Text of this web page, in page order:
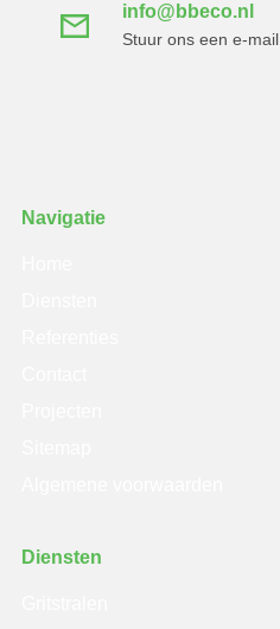
info@bbeco.nl
Stuur ons een e-mail
Navigatie
Diensten